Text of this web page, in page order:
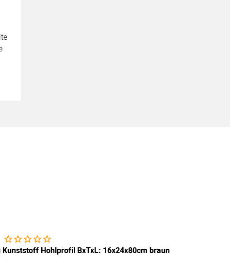
Noch keine Bewertungen abgegeben
Hohlprofil BxTxL: 16x24x80cm braun